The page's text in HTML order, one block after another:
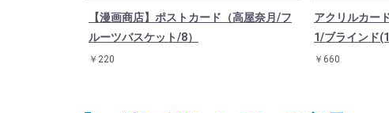
【漫画商店】ポストカード（高屋奈月/フ
ルーツバスケット/8）
￥220
アクリルカー
1/ブラインド
￥660